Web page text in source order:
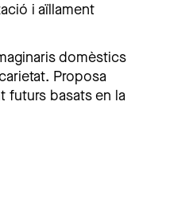
i aïllament
domèstics
Proposa
futurs basats en la